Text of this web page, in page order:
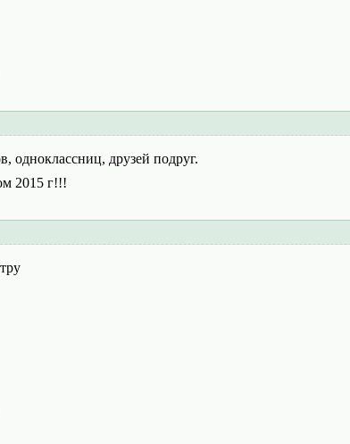
одноклассниц, друзей подруг.
2015 г!!!